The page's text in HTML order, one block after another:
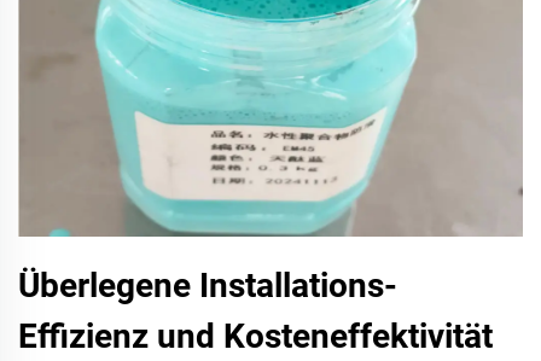
Überlegene Installations-
Effizienz und Kosteneffektivität